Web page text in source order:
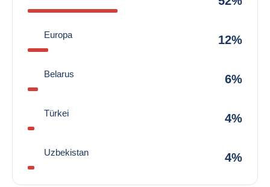
Europa 12%
Belarus 6%
Türkei 4%
Uzbekistan 4%